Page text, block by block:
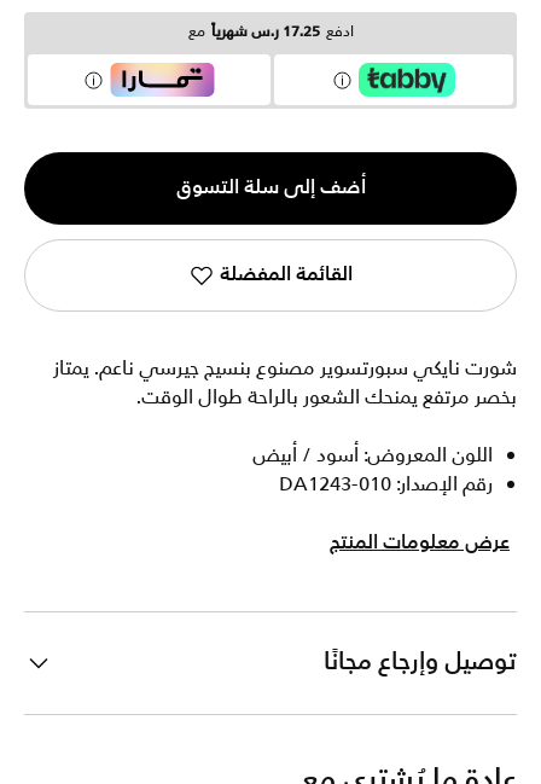
ادفع 17.25 ر.س شهرياً مع
الكمية
1
أضف إلى سلة التسوق
القائمة المفضلة
شورت نايكي سبورتسوير مصنوع بنسيج جيرسي ناعم. يمتاز
بخصر مرتفع يمنحك الشعور بالراحة طوال الوقت.
اللون المعروض: أسود / أبيض
رقم الإصدار: DA1243-010
عرض معلومات المنتج
توصيل وإرجاع مجانًا